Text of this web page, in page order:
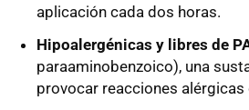
aplicación cada dos horas.
Hipoalergénicas y libres de
paraaminobenzoico), una
provocar reacciones alérgicas